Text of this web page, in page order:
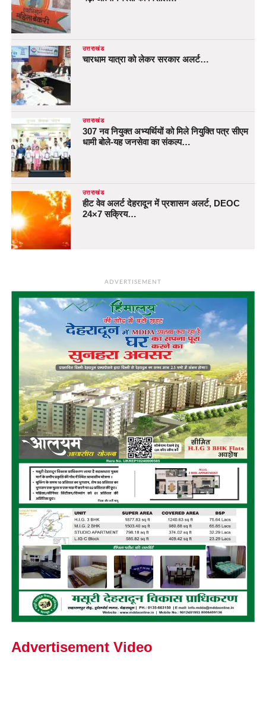
उत्तराखंड
चारधाम यात्रा को लेकर सरकार अलर्ट…
उत्तराखंड
307 नव नियुक्त अभ्यर्थियों को मिले नियुक्ति पत्र सीएम
धामी बोले-यह जनसेवा का संकल्प…
उत्तराखंड
हीट वेव अलर्ट देहरादून में प्रशासन अलर्ट, DEOC
24×7 सक्रिय…
ADVERTISEMENT
Advertisement Video